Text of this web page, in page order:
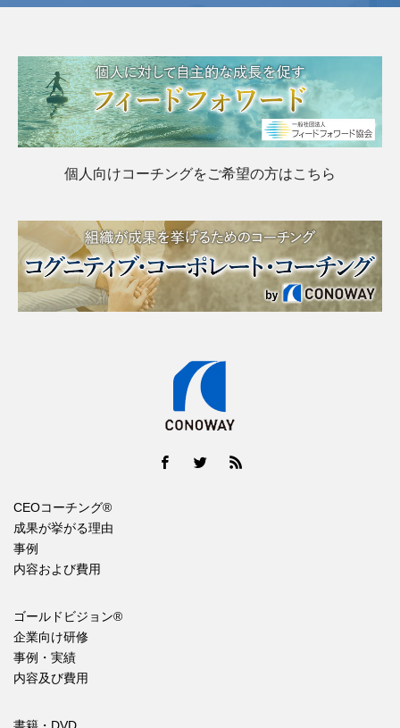
個人向けコーチングをご希望の方はこちら
CEOコーチング®
成果が挙がる理由
事例
内容および費用
ゴールドビジョン®
企業向け研修
事例・実績
内容及び費用